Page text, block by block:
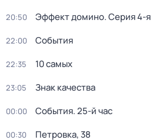
20:50 Эффект домино. Серия 4-я
22:00 События
22:35 10 самых
23:05 Знак качества
00:00 События. 25-й час
00:30 Петровка, 38